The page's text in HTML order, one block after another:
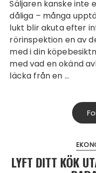
Säljaren kanske inte
dåliga – många
lukt blir akuta efter
rörinspektion en av
med i din
med vad en okänd
läcka från en …
LYFT DITT KÖK